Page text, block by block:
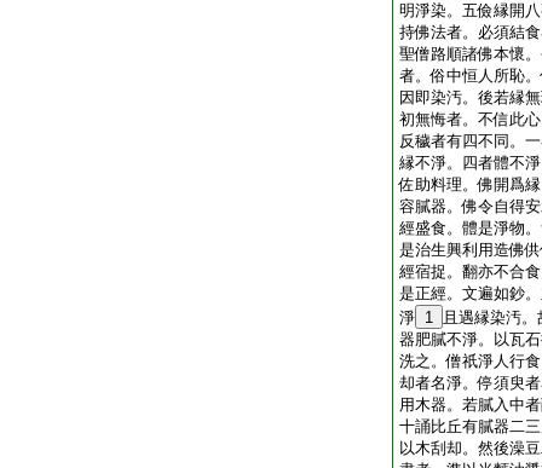
明淨染。五儉縁開
持佛法者。必須結
聖僧路順諸佛本懷
者。俗中恒人所恥
因即染汚。後若縁
初無悔者。不信此
反穢者有四不同。
縁不淨。四者體不
佐助料理。佛開爲
容膩器。佛令自得
經盛食。體是淨物
是治生興利用造佛
經宿捉。翻亦不合
是正經。文遍如鈔
淨 1
且遇縁染汚
器肥膩不淨。以瓦
洗之。僧祇淨人行
却者名淨。停須臾
用木器。若膩入中
十誦比丘有膩器二
以木刮却。然後澡